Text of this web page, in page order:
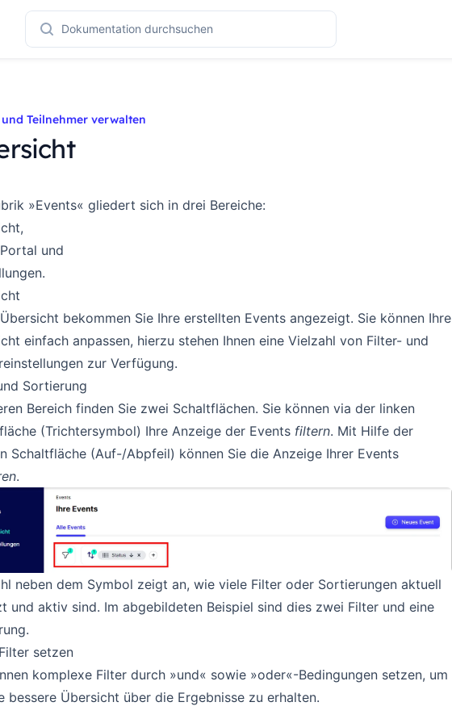
Dokumentation durchsuchen
und Teilnehmer verwalten
»Events« gliedert sich in drei Bereiche:
und
.
bekommen Sie Ihre erstellten Events angezeigt. Sie können Ihre
einfach anpassen, hierzu stehen Ihnen eine Vielzahl von Filter- und
zur Verfügung.
Sortierung
Bereich finden Sie zwei Schaltflächen. Sie können via der linken
(Trichtersymbol) Ihre Anzeige der Events filtern. Mit Hilfe der
Schaltfläche (Auf-/Abpfeil) können Sie die Anzeige Ihrer Events
.
neben dem Symbol zeigt an, wie viele Filter oder Sortierungen aktuell
und aktiv sind. Im abgebildeten Beispiel sind dies zwei Filter und eine
setzen
komplexe Filter durch »und« sowie »oder«-Bedingungen setzen, um
bessere Übersicht über die Ergebnisse zu erhalten.